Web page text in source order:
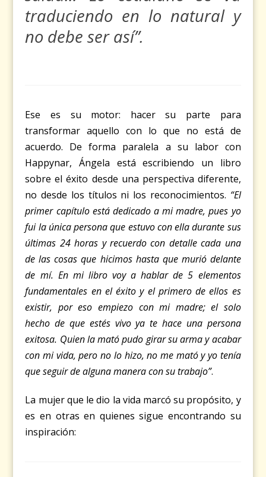
traduciendo en lo natural y
no debe ser así”.
Ese es su motor: hacer su parte para
transformar aquello con lo que no está de
acuerdo. De forma paralela a su labor con
Happynar, Ángela está escribiendo un libro
sobre el éxito desde una perspectiva diferente,
no desde los títulos ni los reconocimientos. “El
primer capítulo está dedicado a mi madre, pues yo
fui la única persona que estuvo con ella durante sus
últimas 24 horas y recuerdo con detalle cada una
de las cosas que hicimos hasta que murió delante
de mí. En mi libro voy a hablar de 5 elementos
fundamentales en el éxito y el primero de ellos es
existir, por eso empiezo con mi madre; el solo
hecho de que estés vivo ya te hace una persona
exitosa. Quien la mató pudo girar su arma y acabar
con mi vida, pero no lo hizo, no me mató y yo tenía
que seguir de alguna manera con su trabajo”.
La mujer que le dio la vida marcó su propósito, y
es en otras en quienes sigue encontrando su
inspiración: